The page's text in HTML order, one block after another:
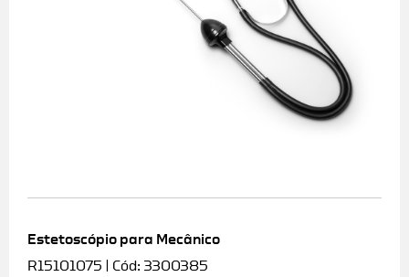
Estetoscópio para Mecânico
R15101075 | Cód: 3300385